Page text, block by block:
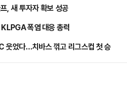
, 새 투자자 확보 성공
폭염 대응 총력
웃었다…치바스 꺾고 리그스컵 첫 승